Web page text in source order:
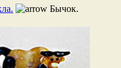
Бычок.